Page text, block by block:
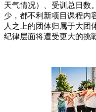
天气情况）、受训总日数
少，都不利新项目课程内
人之上的团体归属于大团
纪律层面将遭受更大的挑